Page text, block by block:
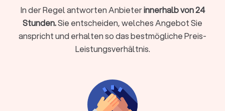
Sorgerecht oder bei strafrechtlichen Vorwürfen: Ein
kompetenter Anwalt ist Ihr Partner in rechtlich schwierigen
Momenten.
Die Auswahl des passenden Anwalts ist entscheidend für den
Erfolg Ihrer Rechtssache. Nicht jeder Anwalt passt zu jedem
Fall. Diese Schritte helfen Ihnen bei der Suche:
In der Regel antworten Anbieterinnerhalb von 24
Stunden.Sie entscheiden, welches Angebot Sie
anspricht und erhalten so das bestmögliche Preis-
Leistungsverhältnis.